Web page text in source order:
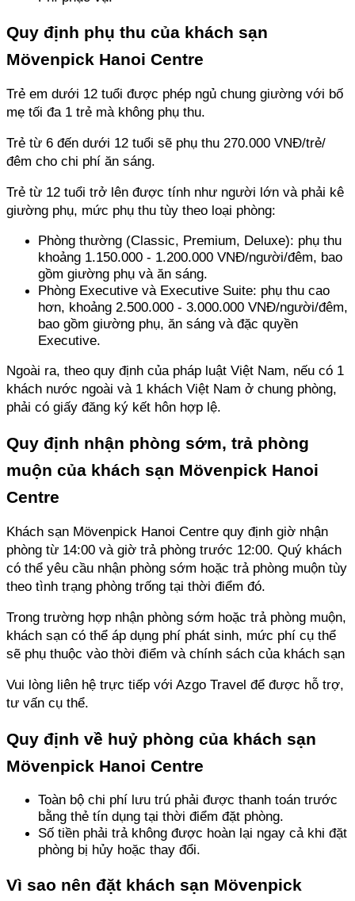
Quy định phụ thu của khách sạn
Mövenpick Hanoi Centre
Trẻ em dưới 12 tuổi được phép ngủ chung giường với bố
mẹ tối đa 1 trẻ mà không phụ thu.
Trẻ từ 6 đến dưới 12 tuổi sẽ phụ thu 270.000 VNĐ/trẻ/
đêm cho chi phí ăn sáng.
Trẻ từ 12 tuổi trở lên được tính như người lớn và phải kê
giường phụ, mức phụ thu tùy theo loại phòng:
Phòng thường (Classic, Premium, Deluxe): phụ thu
khoảng 1.150.000 - 1.200.000 VNĐ/người/đêm, bao
gồm giường phụ và ăn sáng.
Phòng Executive và Executive Suite: phụ thu cao
hơn, khoảng 2.500.000 - 3.000.000 VNĐ/người/đêm,
bao gồm giường phụ, ăn sáng và đặc quyền
Executive.
Ngoài ra, theo quy định của pháp luật Việt Nam, nếu có 1
khách nước ngoài và 1 khách Việt Nam ở chung phòng,
phải có giấy đăng ký kết hôn hợp lệ.
Quy định nhận phòng sớm, trả phòng
muộn của khách sạn Mövenpick Hanoi
Centre
Khách sạn Mövenpick Hanoi Centre quy định giờ nhận
phòng từ 14:00 và giờ trả phòng trước 12:00. Quý khách
có thể yêu cầu nhận phòng sớm hoặc trả phòng muộn tùy
theo tình trạng phòng trống tại thời điểm đó.
Trong trường hợp nhận phòng sớm hoặc trả phòng muộn,
khách sạn có thể áp dụng phí phát sinh, mức phí cụ thể
sẽ phụ thuộc vào thời điểm và chính sách của khách sạn
Vui lòng liên hệ trực tiếp với Azgo Travel để được hỗ trợ,
tư vấn cụ thể.
Quy định về huỷ phòng của khách sạn
Mövenpick Hanoi Centre
Toàn bộ chi phí lưu trú phải được thanh toán trước
bằng thẻ tín dụng tại thời điểm đặt phòng.
Số tiền phải trả không được hoàn lại ngay cả khi đặt
phòng bị hủy hoặc thay đổi.
Vì sao nên đặt khách sạn Mövenpick